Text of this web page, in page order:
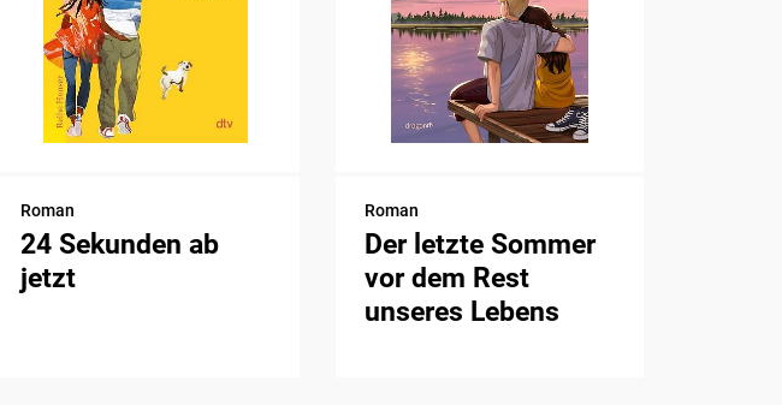
Roman
24 Sekunden ab
jetzt
Roman
Der letzte Sommer
vor dem Rest
unseres Lebens